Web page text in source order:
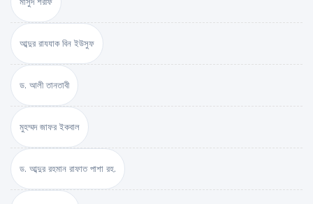
আব্দুর রাযযাক বিন ইউসুফ
ড. আলী তানতাবী
মুহম্মদ জাফর ইকবাল
ড. আব্দুর রহমান রাফাত পাশা রহ.